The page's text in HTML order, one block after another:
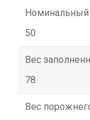
50
Вес
78
Вес